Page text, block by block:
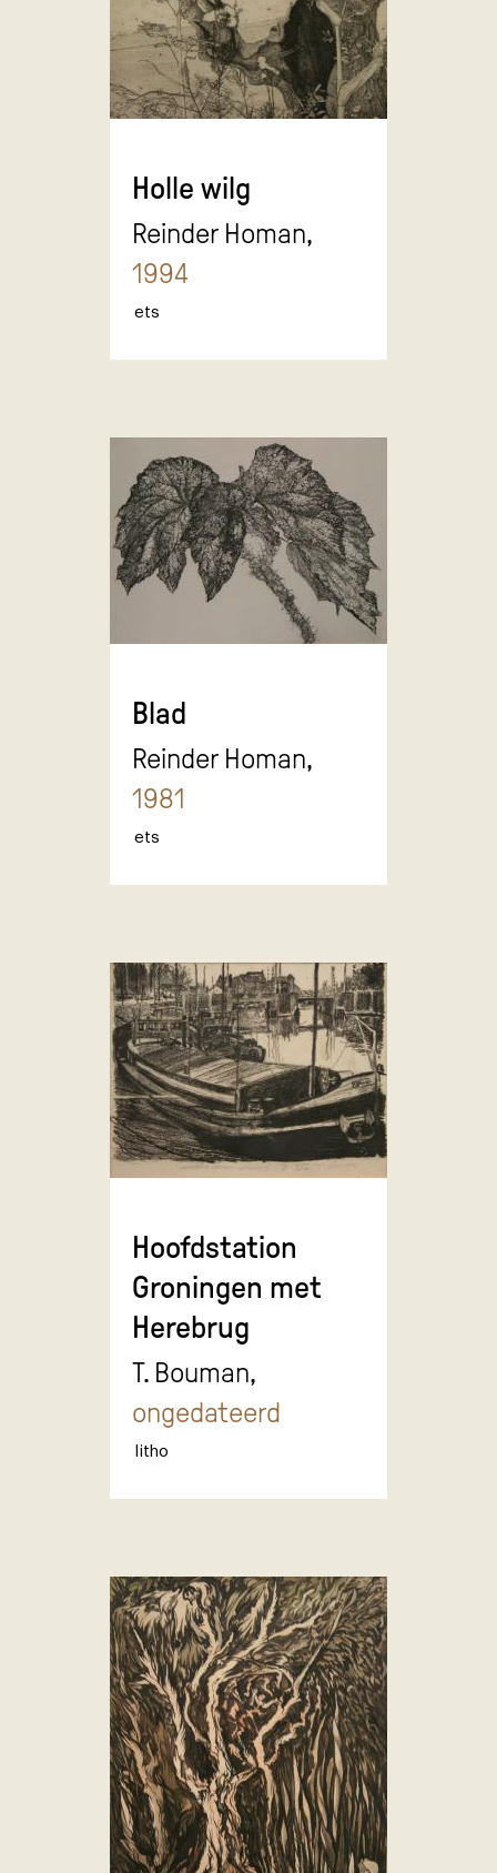
Holle wilg
Reinder Homan,
1994
ets
Blad
Reinder Homan,
1981
ets
Hoofdstation
Groningen met
Herebrug
T. Bouman,
ongedateerd
litho